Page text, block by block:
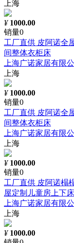
上海
¥ 1000.00
销量0
工厂直供 皮阿诺全
间整体衣柜床
上海广诺家居有限
上海
¥ 1000.00
销量0
工厂直供 皮阿诺全
间整体衣柜床
上海广诺家居有限
上海
¥ 1000.00
销量0
工厂直供 皮阿诺榻
屋定制儿童房上下床
上海广诺家居有限
上海
¥ 1000.00